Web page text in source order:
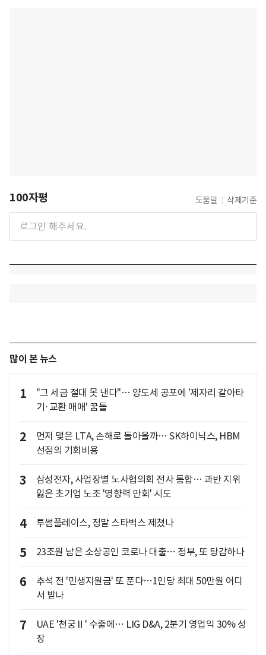
100자평 도움말 삭제기준
많이 본 뉴스
1
"그 세금 절대 못 낸다"… 양도세 공포에 '제자리 갈아타
기·교환 매매' 꿈틀
2
먼저 맺은 LTA, 손해로 돌아올까… SK하이닉스, HBM
선점의 기회비용
3
삼성전자, 사업장별 노사협의회 전사 통합… 과반 지위
잃은 초기업 노조 '영향력 만회' 시도
4 투썸플레이스, 정말 스타벅스 제쳤나
5 23조원 남은 소상공인 코로나 대출… 정부, 또 탕감하나
6
추석 전 '민생지원금' 또 푼다…1인당 최대 50만원 어디
서 받나
7
UAE '천궁Ⅱ' 수출에… LIG D&A, 2분기 영업익 30% 성
장